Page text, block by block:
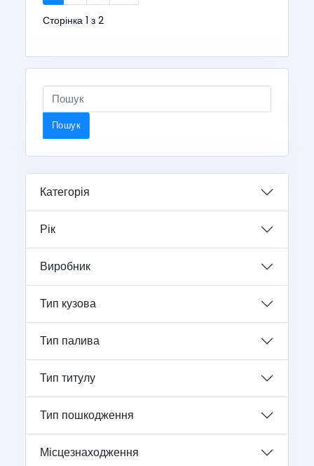
Сторінка 1 з 2
Пошук
Категорія
Рік
Виробник
Тип кузова
Тип палива
Тип титулу
Тип пошкодження
Місцезнаходження